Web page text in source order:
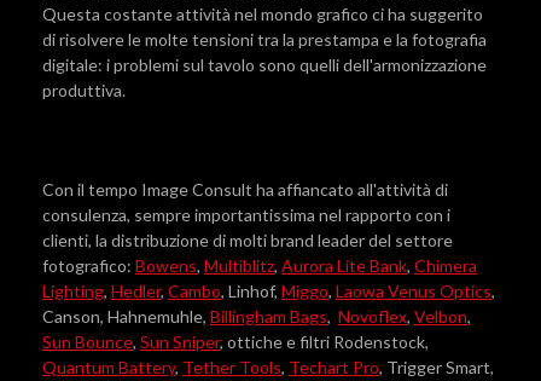
Questa costante attività nel mondo grafico ci ha suggerito
di risolvere le molte tensioni tra la prestampa e la fotografia
digitale: i problemi sul tavolo sono quelli dell'armonizzazione
produttiva.
Con il tempo Image Consult ha affiancato all'attività di
consulenza, sempre importantissima nel rapporto con i
clienti, la distribuzione di molti brand leader del settore
fotografico: Bowens, Multiblitz, Aurora Lite Bank, Chimera
Lighting, Hedler, Cambo, Linhof, Miggo, Laowa Venus Optics,
Canson, Hahnemuhle, Billingham Bags, Novoflex, Velbon,
Sun Bounce, Sun Sniper, ottiche e filtri Rodenstock,
Quantum Battery, Tether Tools, Techart Pro, Trigger Smart,